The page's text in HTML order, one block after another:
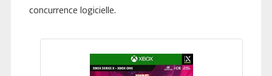
concurrence logicielle.